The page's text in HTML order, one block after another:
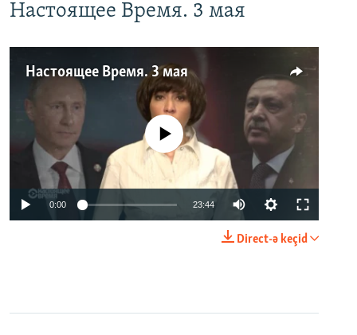
Настоящее Время. 3 мая
Настоящее Время. 3 мая
No media source currently available
0:00 23:44
Direct-ə keçid